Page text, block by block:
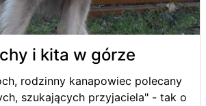
i kita w górze
rodzinny kanapowiec polecany
szukających przyjaciela" - tak o